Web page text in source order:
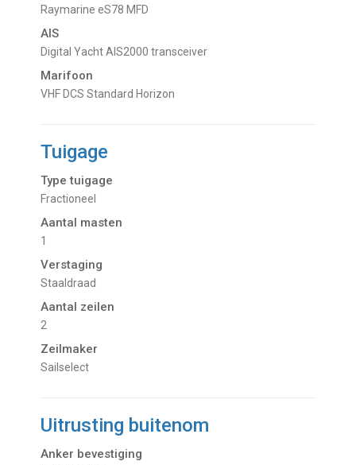
Raymarine eS78 MFD
AIS
Digital Yacht AIS2000 transceiver
Marifoon
VHF DCS Standard Horizon
Tuigage
Type tuigage
Fractioneel
Aantal masten
1
Verstaging
Staaldraad
Aantal zeilen
2
Zeilmaker
Sailselect
Uitrusting buitenom
Anker bevestiging